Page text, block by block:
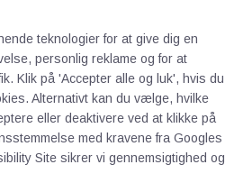
teknologier for at give dig en
personlig reklame og for at
Klik på 'Accepter alle og luk', hvis du
Alternativt kan du vælge, hvilke
eller deaktivere ved at klikke på
med kravene fra Googles
Site sikrer vi gennemsigtighed og